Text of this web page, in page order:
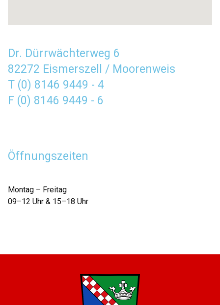
Dr. Dürrwächterweg 6
82272 Eismerszell / Moorenweis
T (0) 8146 9449 - 4
F (0) 8146 9449 - 6
Öffnungszeiten
Montag – Freitag
09–12 Uhr & 15–18 Uhr